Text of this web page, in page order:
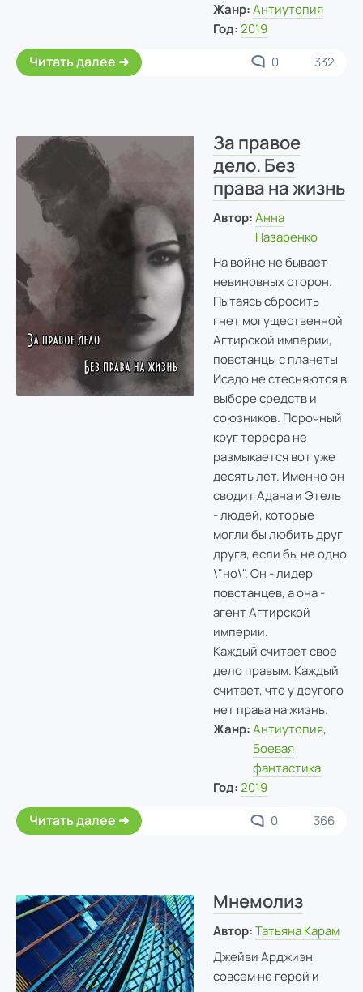
Жанр: Антиутопия
Год: 2019
Читать далее 0 332
За правое
дело. Без
права на жизнь
Автор: Анна
Назаренко
На войне не бывает
невиновных сторон.
Пытаясь сбросить
гнет могущественной
Агтирской империи,
повстанцы с планеты
Исадо не стесняются в
выборе средств и
союзников. Порочный
круг террора не
размыкается вот уже
десять лет. Именно он
сводит Адана и Этель
- людей, которые
могли бы любить друг
друга, если бы не одно
\"но\". Он - лидер
повстанцев, а она -
агент Агтирской
империи.
Каждый считает свое
дело правым. Каждый
считает, что у другого
нет права на жизнь.
Жанр: Антиутопия,
Боевая
фантастика
Год: 2019
Читать далее 0 366
Мнемолиз
Автор: Татьяна Карам
Джейви Арджиэн
совсем не герой и